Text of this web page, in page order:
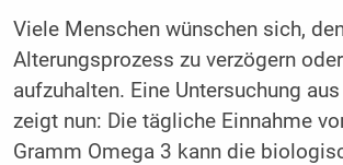
Viele Menschen wünschen sich,
Alterungsprozess zu verzögern
aufzuhalten. Eine Untersuchung
zeigt nun: Die tägliche Einnahme
Gramm Omega 3 kann die